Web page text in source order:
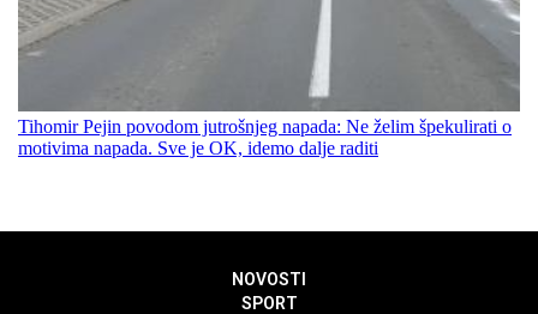
Tihomir Pejin povodom jutrošnjeg napada: Ne želim špekulirati o
motivima napada. Sve je OK, idemo dalje raditi
NOVOSTI
SPORT